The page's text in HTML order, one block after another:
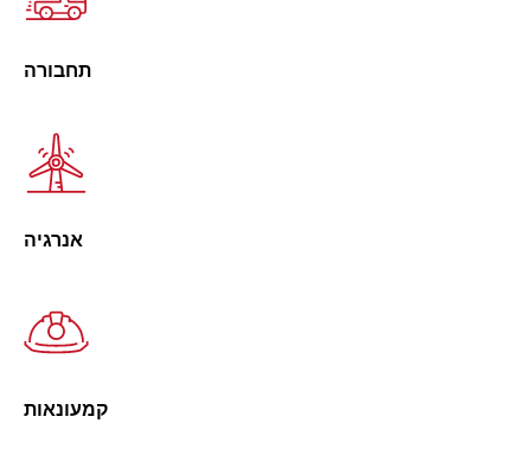
תחבורה
אנרגיה
קמעונאות